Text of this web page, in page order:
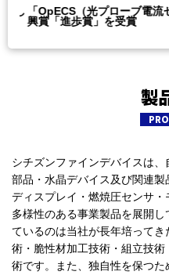
「OpECS（光プローブ電流
興賞「進歩賞」を受賞
製
シチズンファインデバイスは
部品・水晶デバイス及び関連
ディスプレイ・燃焼圧センサ・
多様性のある事業製品を展開
ているのは当社が長年培って
術・脆性材加工技術・組立技
術です。また、独自性を保つ